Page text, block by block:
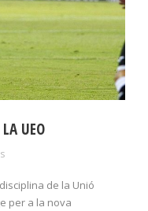
UEO
de la Unió
per a la nova